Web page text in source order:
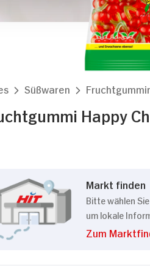
Zugriffe auf unsere
unserer Website
Präferenzen
Süßwaren
Happy
Markt finden
Bitte wählen
um lokale
Zum